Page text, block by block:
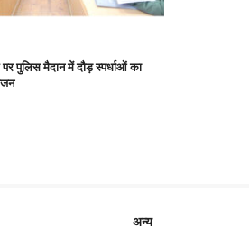
पर पुलिस मैदान में ‌दौड़ स्पर्धाओं का
अन्य